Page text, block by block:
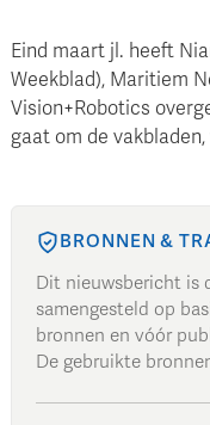
Eind maart jl. heeft
Weekblad), Maritiem
Vision+Robotics
gaat om de
BRONNEN &
Dit nieuwsbericht is
samengesteld op
bronnen en vóór
De gebruikte